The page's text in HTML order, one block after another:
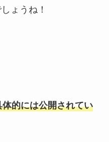
ょうね！
体的には公開されてい